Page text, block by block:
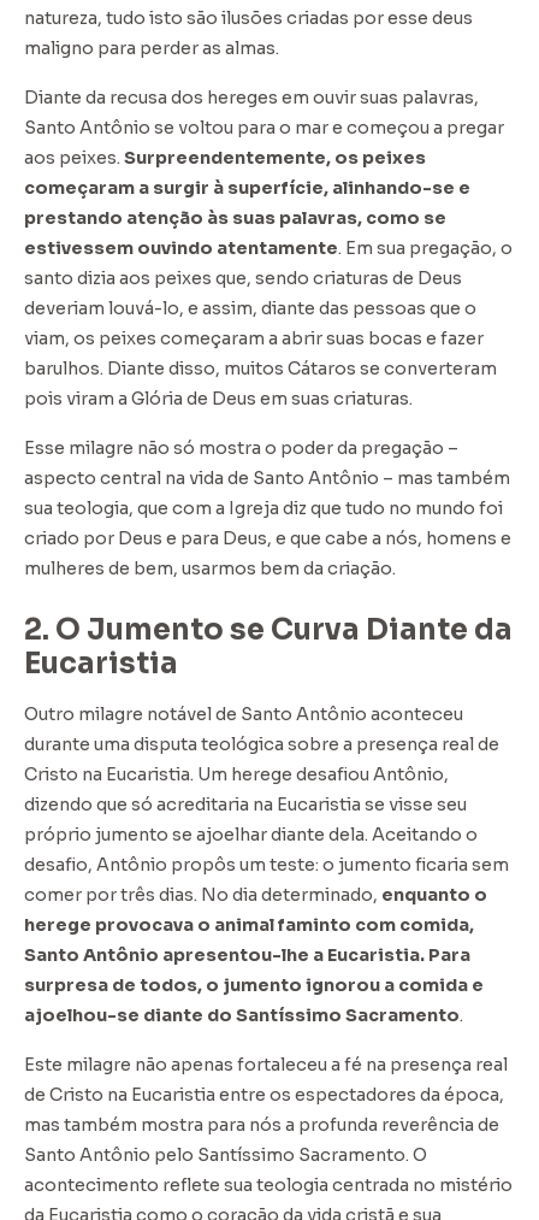
natureza, tudo isto são ilusões criadas por esse deus
maligno para perder as almas.
Diante da recusa dos hereges em ouvir suas palavras,
Santo Antônio se voltou para o mar e começou a pregar
aos peixes. Surpreendentemente, os peixes
começaram a surgir à superfície, alinhando-se e
prestando atenção às suas palavras, como se
estivessem ouvindo atentamente. Em sua pregação, o
santo dizia aos peixes que, sendo criaturas de Deus
deveriam louvá-lo, e assim, diante das pessoas que o
viam, os peixes começaram a abrir suas bocas e fazer
barulhos. Diante disso, muitos Cátaros se converteram
pois viram a Glória de Deus em suas criaturas.
Esse milagre não só mostra o poder da pregação –
aspecto central na vida de Santo Antônio – mas também
sua teologia, que com a Igreja diz que tudo no mundo foi
criado por Deus e para Deus, e que cabe a nós, homens e
mulheres de bem, usarmos bem da criação.
2. O Jumento se Curva Diante da
Eucaristia
Outro milagre notável de Santo Antônio aconteceu
durante uma disputa teológica sobre a presença real de
Cristo na Eucaristia. Um herege desafiou Antônio,
dizendo que só acreditaria na Eucaristia se visse seu
próprio jumento se ajoelhar diante dela. Aceitando o
desafio, Antônio propôs um teste: o jumento ficaria sem
comer por três dias. No dia determinado, enquanto o
herege provocava o animal faminto com comida,
Santo Antônio apresentou-lhe a Eucaristia. Para
surpresa de todos, o jumento ignorou a comida e
ajoelhou-se diante do Santíssimo Sacramento.
Este milagre não apenas fortaleceu a fé na presença real
de Cristo na Eucaristia entre os espectadores da época,
mas também mostra para nós a profunda reverência de
Santo Antônio pelo Santíssimo Sacramento. O
acontecimento reflete sua teologia centrada no mistério
da Eucaristia como o coração da vida cristã e sua